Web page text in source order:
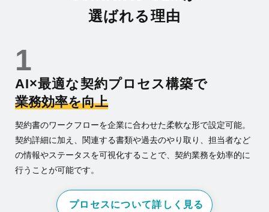
選ばれる理由
1
AI×最適な契約プロセス構築で
業務効率を向上
契約書のワークフローを企業に合わせた柔軟な形で設定可能。
契約詳細に加え、関連する書類や過去のやり取り、担当者など
の情報やステータスを可視化することで、契約業務を効率的に
行うことが可能です。
プロセスについて詳しく見る